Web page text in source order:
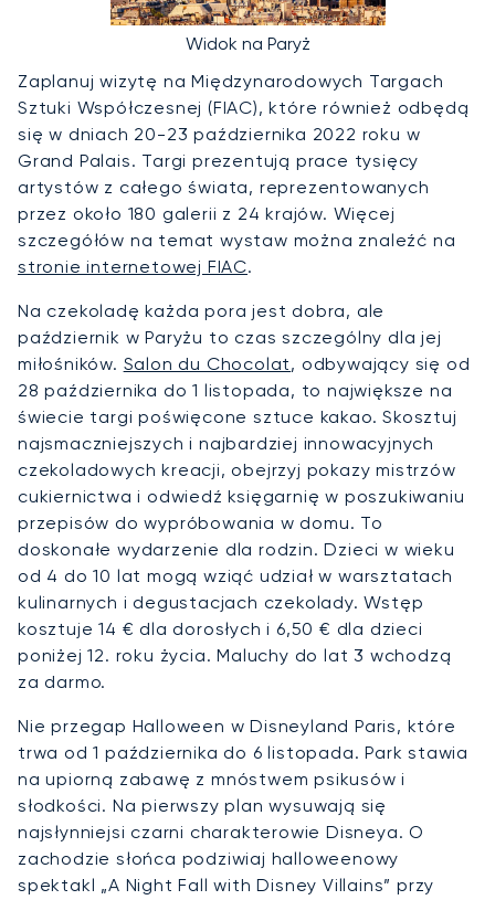
Widok na Paryż
Zaplanuj wizytę na Międzynarodowych Targach
Sztuki Współczesnej (FIAC), które również odbędą
się w dniach 20-23 października 2022 roku w
Grand Palais. Targi prezentują prace tysięcy
artystów z całego świata, reprezentowanych
przez około 180 galerii z 24 krajów. Więcej
szczegółów na temat wystaw można znaleźć na
stronie internetowej FIAC.
Na czekoladę każda pora jest dobra, ale
październik w Paryżu to czas szczególny dla jej
miłośników. Salon du Chocolat, odbywający się od
28 października do 1 listopada, to największe na
świecie targi poświęcone sztuce kakao. Skosztuj
najsmaczniejszych i najbardziej innowacyjnych
czekoladowych kreacji, obejrzyj pokazy mistrzów
cukiernictwa i odwiedź księgarnię w poszukiwaniu
przepisów do wypróbowania w domu. To
doskonałe wydarzenie dla rodzin. Dzieci w wieku
od 4 do 10 lat mogą wziąć udział w warsztatach
kulinarnych i degustacjach czekolady. Wstęp
kosztuje 14 € dla dorosłych i 6,50 € dla dzieci
poniżej 12. roku życia. Maluchy do lat 3 wchodzą
za darmo.
Nie przegap Halloween w Disneyland Paris, które
trwa od 1 października do 6 listopada. Park stawia
na upiorną zabawę z mnóstwem psikusów i
słodkości. Na pierwszy plan wysuwają się
najsłynniejsi czarni charakterowie Disneya. O
zachodzie słońca podziwiaj halloweenowy
spektakl „A Night Fall with Disney Villains” przy